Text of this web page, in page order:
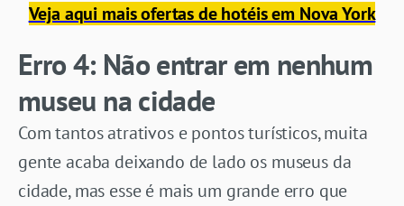
Veja aqui mais ofertas de hotéis em Nova York
Erro 4: Não entrar em nenhum
museu na cidade
Com tantos atrativos e pontos turísticos, muita
gente acaba deixando de lado os museus da
cidade, mas esse é mais um grande erro que